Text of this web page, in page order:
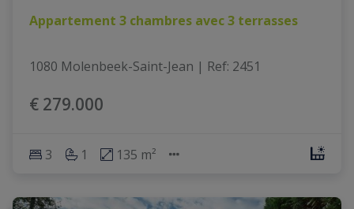
Appartement 3 chambres avec 3 terrasses
1080 Molenbeek-Saint-Jean | Ref: 2451
€ 279.000
3 1 135 m²